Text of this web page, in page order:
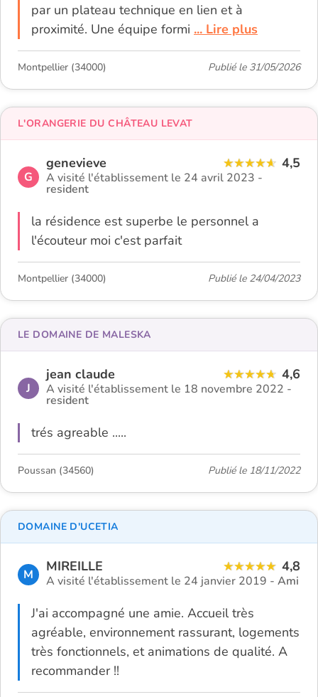
par un plateau technique en lien et à
proximité. Une équipe formi ... Lire plus
Montpellier (34000) Publié le 31/05/2026
G
genevieve 4,5
A visité l'établissement le 24 avril 2023 -
resident
la résidence est superbe le personnel a
l'écouteur moi c'est parfait
L'ORANGERIE DU CHÂTEAU LEVAT
Montpellier (34000) Publié le 24/04/2023
J
jean claude 4,6
A visité l'établissement le 18 novembre 2022 -
resident
trés agreable .....
LE DOMAINE DE MALESKA
Poussan (34560) Publié le 18/11/2022
M
MIREILLE 4,8
A visité l'établissement le 24 janvier 2019 - Ami
J'ai accompagné une amie. Accueil très
agréable, environnement rassurant, logements
très fonctionnels, et animations de qualité. A
recommander !!
DOMAINE D'UCETIA